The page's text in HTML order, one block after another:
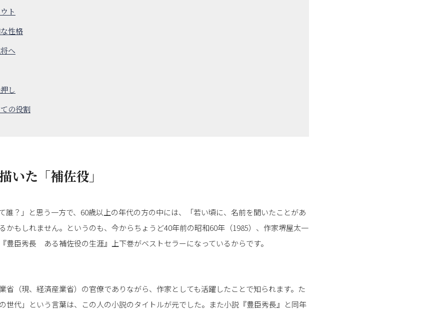
ト
性格
へ
し
の役割
いた「補佐役」
誰？」と思う一方で、60歳以上の年代の方の中には、「若い頃に、名前を聞いたことがあ
かもしれません。というのも、今からちょうど40年前の昭和60年（1985）、作家堺屋太一
豊臣秀長 ある補佐役の生涯』上下巻がベストセラーになっているからです。
省（現、経済産業省）の官僚でありながら、作家としても活躍したことで知られます。た
世代」という言葉は、この人の小説のタイトルが元でした。また小説『豊臣秀長』と同年